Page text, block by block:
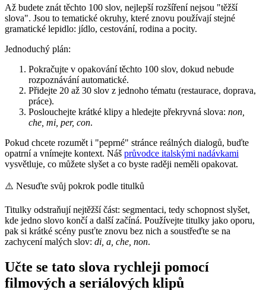
Až budete znát těchto 100 slov, nejlepší rozšíření nejsou "těžší
slova". Jsou to tematické okruhy, které znovu používají stejné
gramatické lepidlo: jídlo, cestování, rodina a pocity.
Jednoduchý plán:
Pokračujte v opakování těchto 100 slov, dokud nebude
rozpoznávání automatické.
Přidejte 20 až 30 slov z jednoho tématu (restaurace, doprava,
práce).
Poslouchejte krátké klipy a hledejte překryvná slova: non,
che, mi, per, con.
Pokud chcete rozumět i "peprné" stránce reálných dialogů, buďte
opatrní a vnímejte kontext. Náš průvodce italskými nadávkami
vysvětluje, co můžete slyšet a co byste raději neměli opakovat.
⚠️ Nesuďte svůj pokrok podle titulků
Titulky odstraňují nejtěžší část: segmentaci, tedy schopnost slyšet,
kde jedno slovo končí a další začíná. Používejte titulky jako oporu,
pak si krátké scény pusťte znovu bez nich a soustřeďte se na
zachycení malých slov: di, a, che, non.
Učte se tato slova rychleji pomocí
filmových a seriálových klipů